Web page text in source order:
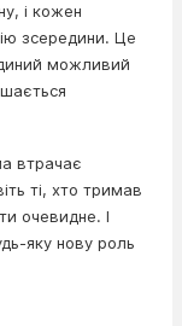
і кожен
зсередини. Це
можливий
втрачає
ті, хто тримав
очевидне. І
яку нову роль